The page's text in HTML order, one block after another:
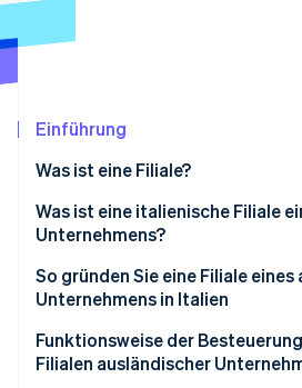
Betrugsprävention
Atlas
Online-Identitätsprüfung
Stripe-Sessions
Jetzt ansehen
Einführung
Was ist eine Filiale?
Was ist eine italienische Filiale
Unternehmens?
So gründen Sie eine Filiale
Unternehmens in Italien
Beschluss zur Gründung der
Funktionsweise der
Filialen ausländischer